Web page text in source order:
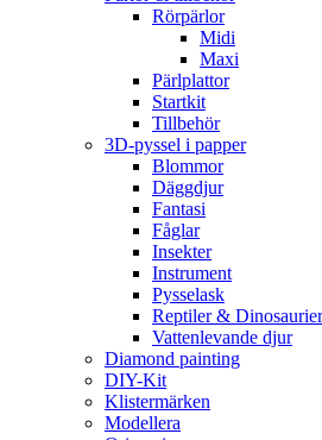
Rörpärlor
Midi
Maxi
Pärlplattor
Startkit
Tillbehör
3D-pyssel i papper
Blommor
Däggdjur
Fantasi
Fåglar
Insekter
Instrument
Pysselask
Reptiler & Dinosaurier
Vattenlevande djur
Diamond painting
DIY-Kit
Klistermärken
Modellera